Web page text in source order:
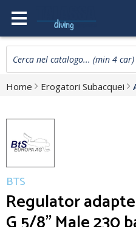
Home Erogatori Subacquei
BTS
Regulator